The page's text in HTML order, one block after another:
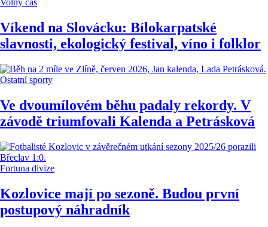
Volný čas
Víkend na Slovácku: Bílokarpatské
slavnosti, ekologický festival, víno i folklor
Ostatní sporty
Ve dvoumílovém běhu padaly rekordy. V
závodě triumfovali Kalenda a Petrásková
Fortuna divize
Kozlovice mají po sezoně. Budou první
postupový náhradník